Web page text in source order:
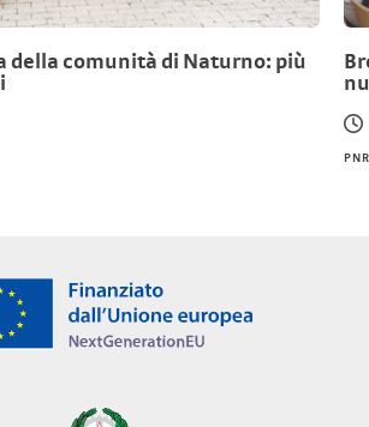
della comunità di Naturno: più